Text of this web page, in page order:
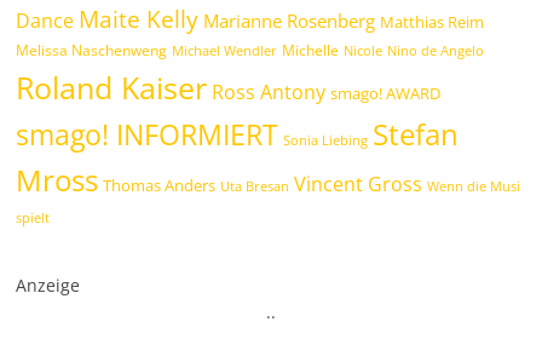
Dance Maite Kelly Marianne Rosenberg Matthias Reim
Melissa Naschenweng Michael Wendler Michelle Nicole Nino de Angelo
Roland Kaiser Ross Antony smago! AWARD
smago! INFORMIERT Sonia Liebing Stefan
Mross Thomas Anders Uta Bresan Vincent Gross Wenn die Musi
spielt
Anzeige
..